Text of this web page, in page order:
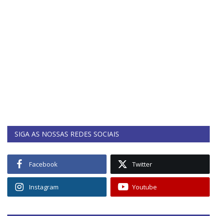
SIGA AS NOSSAS REDES SOCIAIS
Facebook Twitter
Instagram Youtube